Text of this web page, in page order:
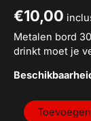
€10,00
Metalen bord
drinkt moet je